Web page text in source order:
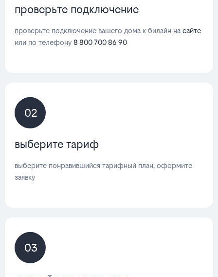
проверьте подключение
проверьте подключение вашего дома к билайн на сайте
или по телефону 8 800 700 86 90
02
выберите тариф
выберите понравившийся тарифный план, оформите
заявку
03